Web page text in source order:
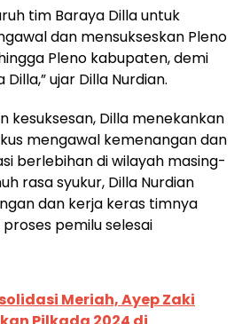
tim Baraya Dilla untuk
dan mensukseskan Pleno
Pleno kabupaten, demi
ujar Dilla Nurdian.
kesuksesan, Dilla menekankan
mengawal kemenangan dan
berlebihan di wilayah masing-
rasa syukur, Dilla Nurdian
dan kerja keras timnya
pemilu selesai
Meriah, Ayep Zaki